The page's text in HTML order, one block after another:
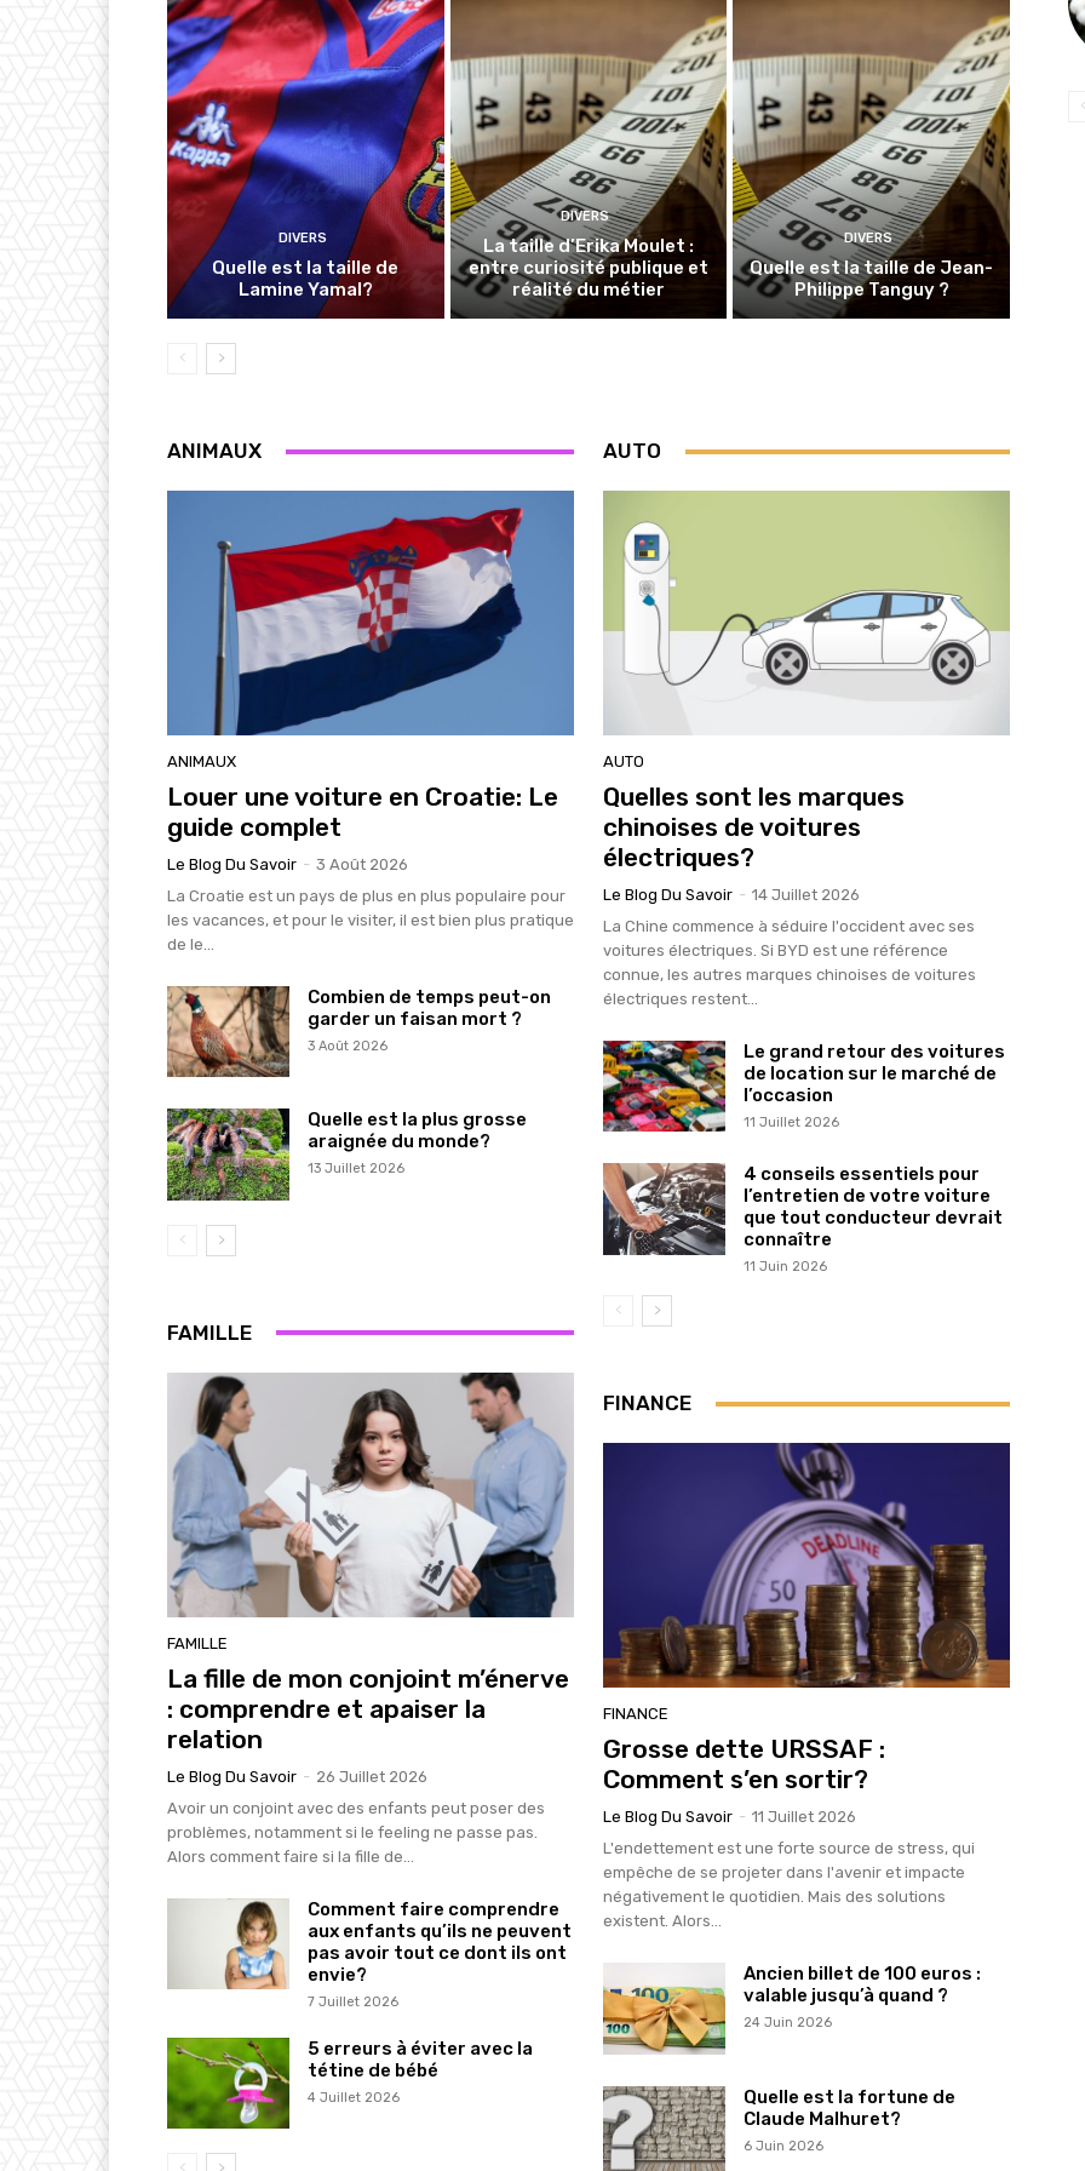
DIVERS
Quelle est la taille de
Lamine Yamal?
DIVERS
La taille d’Erika Moulet :
entre curiosité publique et
réalité du métier
DIVERS
Quelle est la taille de Jean-
Philippe Tanguy ?
ANIMAUX
ANIMAUX
Louer une voiture en Croatie: Le
guide complet
Le Blog Du Savoir - 3 Août 2026
La Croatie est un pays de plus en plus populaire pour
les vacances, et pour le visiter, il est bien plus pratique
de le...
Combien de temps peut-on
garder un faisan mort ?
3 Août 2026
Quelle est la plus grosse
araignée du monde?
13 Juillet 2026
FAMILLE
FAMILLE
La fille de mon conjoint m’énerve
: comprendre et apaiser la
relation
Le Blog Du Savoir - 26 Juillet 2026
Avoir un conjoint avec des enfants peut poser des
problèmes, notamment si le feeling ne passe pas.
Alors comment faire si la fille de...
Comment faire comprendre
aux enfants qu’ils ne peuvent
pas avoir tout ce dont ils ont
envie?
7 Juillet 2026
5 erreurs à éviter avec la
tétine de bébé
4 Juillet 2026
AUTO
AUTO
Quelles sont les marques
chinoises de voitures
électriques?
Le Blog Du Savoir - 14 Juillet 2026
La Chine commence à séduire l'occident avec ses
voitures électriques. Si BYD est une référence
connue, les autres marques chinoises de voitures
électriques restent...
Le grand retour des voitures
de location sur le marché de
l’occasion
11 Juillet 2026
4 conseils essentiels pour
l’entretien de votre voiture
que tout conducteur devrait
connaître
11 Juin 2026
FINANCE
FINANCE
Grosse dette URSSAF :
Comment s’en sortir?
Le Blog Du Savoir - 11 Juillet 2026
L'endettement est une forte source de stress, qui
empêche de se projeter dans l'avenir et impacte
négativement le quotidien. Mais des solutions
existent. Alors...
Ancien billet de 100 euros :
valable jusqu’à quand ?
24 Juin 2026
Quelle est la fortune de
Claude Malhuret?
6 Juin 2026